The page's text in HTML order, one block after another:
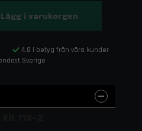
Lägg i varukorgen
4,8 i betyg från våra kunder
Sverige